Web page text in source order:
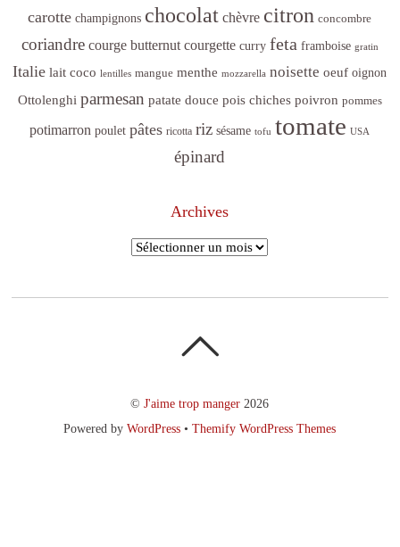
carotte champignons chocolat chèvre citron concombre
coriandre courge butternut courgette curry feta framboise gratin
Italie lait coco lentilles mangue menthe mozzarella noisette oeuf oignon
Ottolenghi parmesan patate douce pois chiches poivron pommes
potimarron poulet pâtes ricotta riz sésame tofu tomate USA
épinard
Archives
Archives
©J'aime trop manger 2026
Powered byWordPress •Themify WordPress Themes